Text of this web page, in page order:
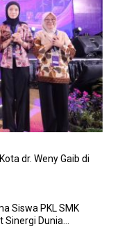
dr. Weny Gaib di
Siswa PKL SMK
Sinergi Dunia